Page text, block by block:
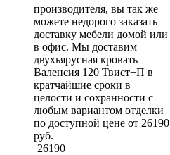
производителя, вы так же
можете недорого заказать
доставку мебели домой или
в офис. Мы доставим
двухъярусная кровать
Валенсия 120 Твист+П в
кратчайшие сроки в
целости и сохранности с
любым вариантом отделки
по доступной цене от 26190
руб.
26190